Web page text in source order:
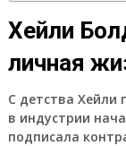
Хейли
личная
С детства Хейли
в индустрии
подписала